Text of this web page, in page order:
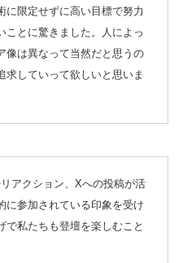
に限定せずに高い目標で努力
ことに驚きました。人によっ
像は異なって当然だと思うの
求していって欲しいと思いま
アクション、Xへの投稿が活
に参加されている印象を受け
で私たちも登壇を楽しむこと